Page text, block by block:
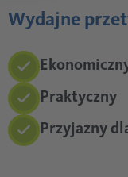
Wydajne
Praktyczny
Przyjazny